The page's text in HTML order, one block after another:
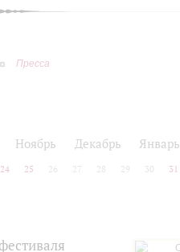
Пресса
Ноябрь Декабрь Январь
24 25 26 27 28 29 30 31